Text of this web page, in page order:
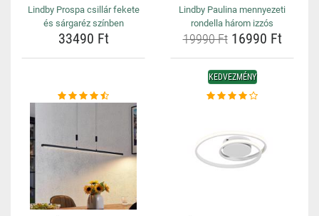
Lindby Prospa csillár fekete
és sárgaréz színben
33490 Ft
Lindby Paulina mennyezeti
rondella három izzós
19990 Ft16990 Ft
KEDVEZMÉNY